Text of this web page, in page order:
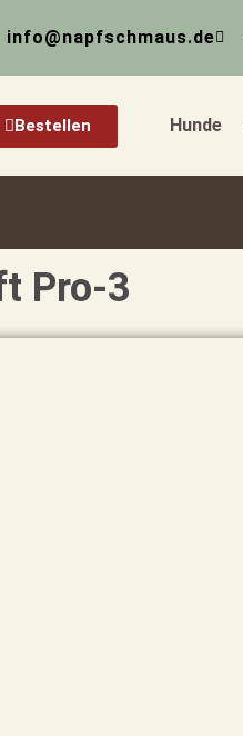
info@napfschmaus.de
Bestellen Hunde
Pro-3